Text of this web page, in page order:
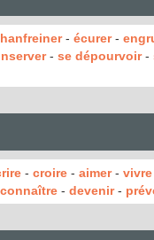
- écurer-
- se dépourvoir-
- croire - aimer- vivre
connaître - devenir-